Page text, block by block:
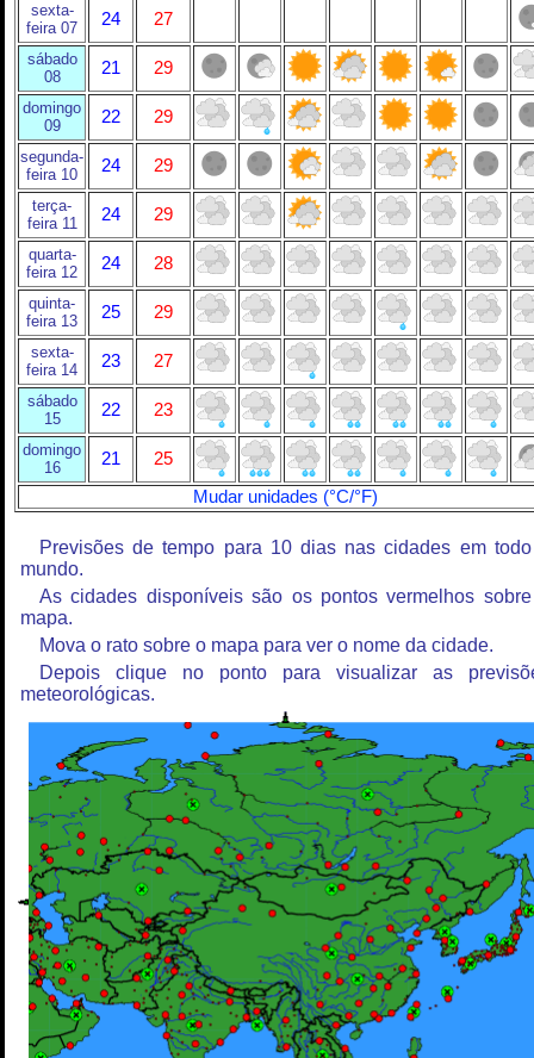
sexta-
feira 07
24 27
sábado
08
21 29
domingo
09
22 29
segunda-
feira 10
24 29
terça-
feira 11
24 29
quarta-
feira 12
24 28
quinta-
feira 13
25 29
sexta-
feira 14
23 27
sábado
15
22 23
domingo
16
21
25
Mudar unidades (°C/°F)
Previsões de tempo para 10 dias nas cidades em
mundo.
As cidades disponíveis são os pontos vermelhos
mapa.
Mova o rato sobre o mapa para ver o nome da cidade.
Depois clique no ponto para visualizar as
meteorológicas.